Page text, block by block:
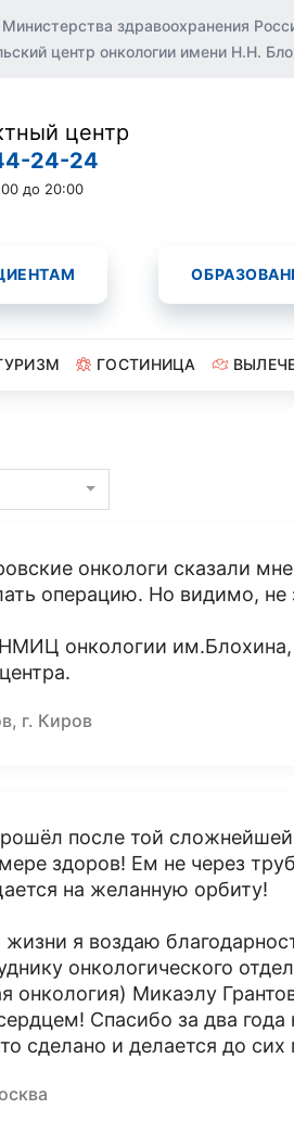
здравоохранения
центр онкологии имени Н.Н.
центр
24-24
до 20:00
ГОСТИНИЦА
онкологи сказали
операцию. Но видимо, не
онкологии
г. Киров
после той
здоров! Ем не через
на желанную орбиту!
жизни я воздаю
онкологического
онкология) Микаэлу
Спасибо за два
сделано и делается до сих